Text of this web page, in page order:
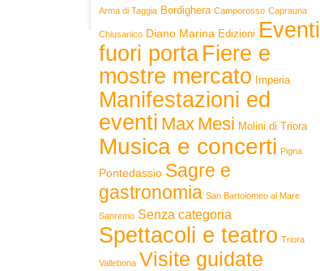
Arma di Taggia Bordighera Camporosso Caprauna
Chiusanico Diano Marina Edizioni Eventi
fuori porta Fiere e
mostre mercato
Imperia
Manifestazioni ed
eventi Max Mesi Molini di Triora
Musica e concerti Pigna
Pontedassio Sagre e
gastronomia San Bartolomeo al Mare
Sanremo Senza categoria
Spettacoli e teatro Triora
Vallebona Visite guidate